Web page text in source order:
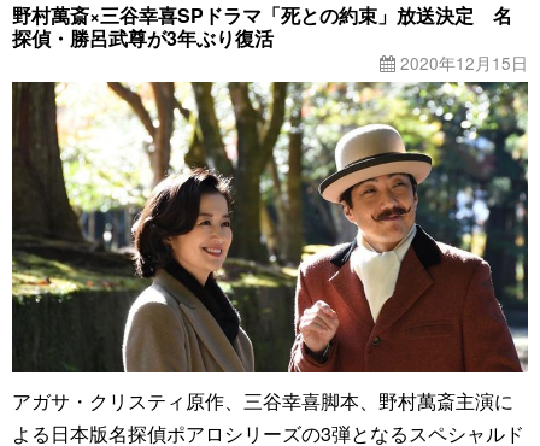
野村萬斎×三谷幸喜SPドラマ「死との約束」放送決定 名
探偵・勝呂武尊が3年ぶり復活
2020年12月15日
アガサ・クリスティ原作、三谷幸喜脚本、野村萬斎主演に
よる日本版名探偵ポアロシリーズの3弾となるスペシャルド